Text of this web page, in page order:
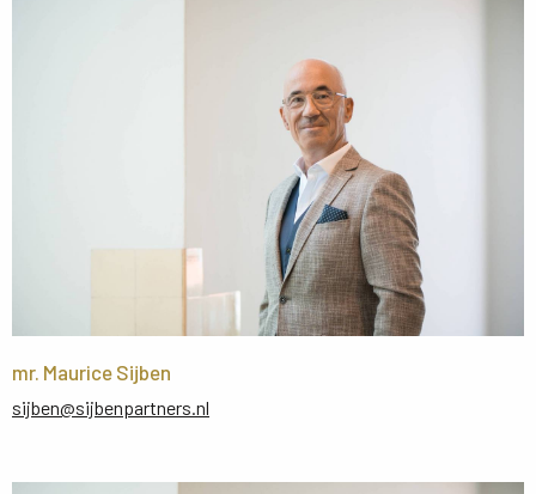
mr. Maurice Sijben
sijben@sijbenpartners.nl